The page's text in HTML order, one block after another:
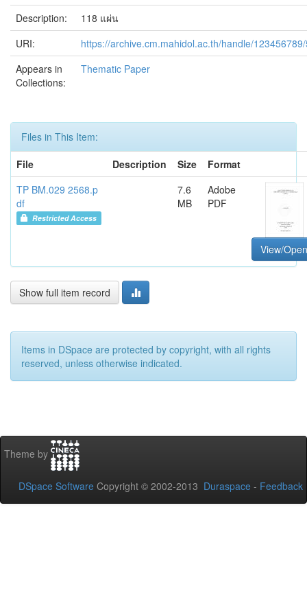
Description:
118 แผ่น
URI:
https://archive.cm.mahidol.ac.th/handle/
Appears in
Collections:
Thematic Paper
Files in This Item:
File
Description Size
Format
TP BM.029 2568.p
df
Restricted Access
7.6
MB
Adobe
PDF
View/Open
Show full item record
Items in DSpace are protected by copyright, with all rights
reserved, unless otherwise indicated.
Theme by
DSpace Software Copyright © 2002-2013 Duraspace - Feedback